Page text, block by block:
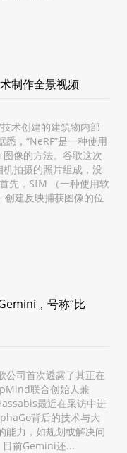
制作全景视频
术创建的建筑物内部
，“NeRF”是一种使用
像的方法。谷歌这次
拍摄的照片组成，没
，SfM （一种使用软
建反映捕获图像的位
，号称“比
公司首次透露了其正在
联合创始人兼
最近在采访中进
背后的技术与大
能力，如规划或解决问
前Gemini还...